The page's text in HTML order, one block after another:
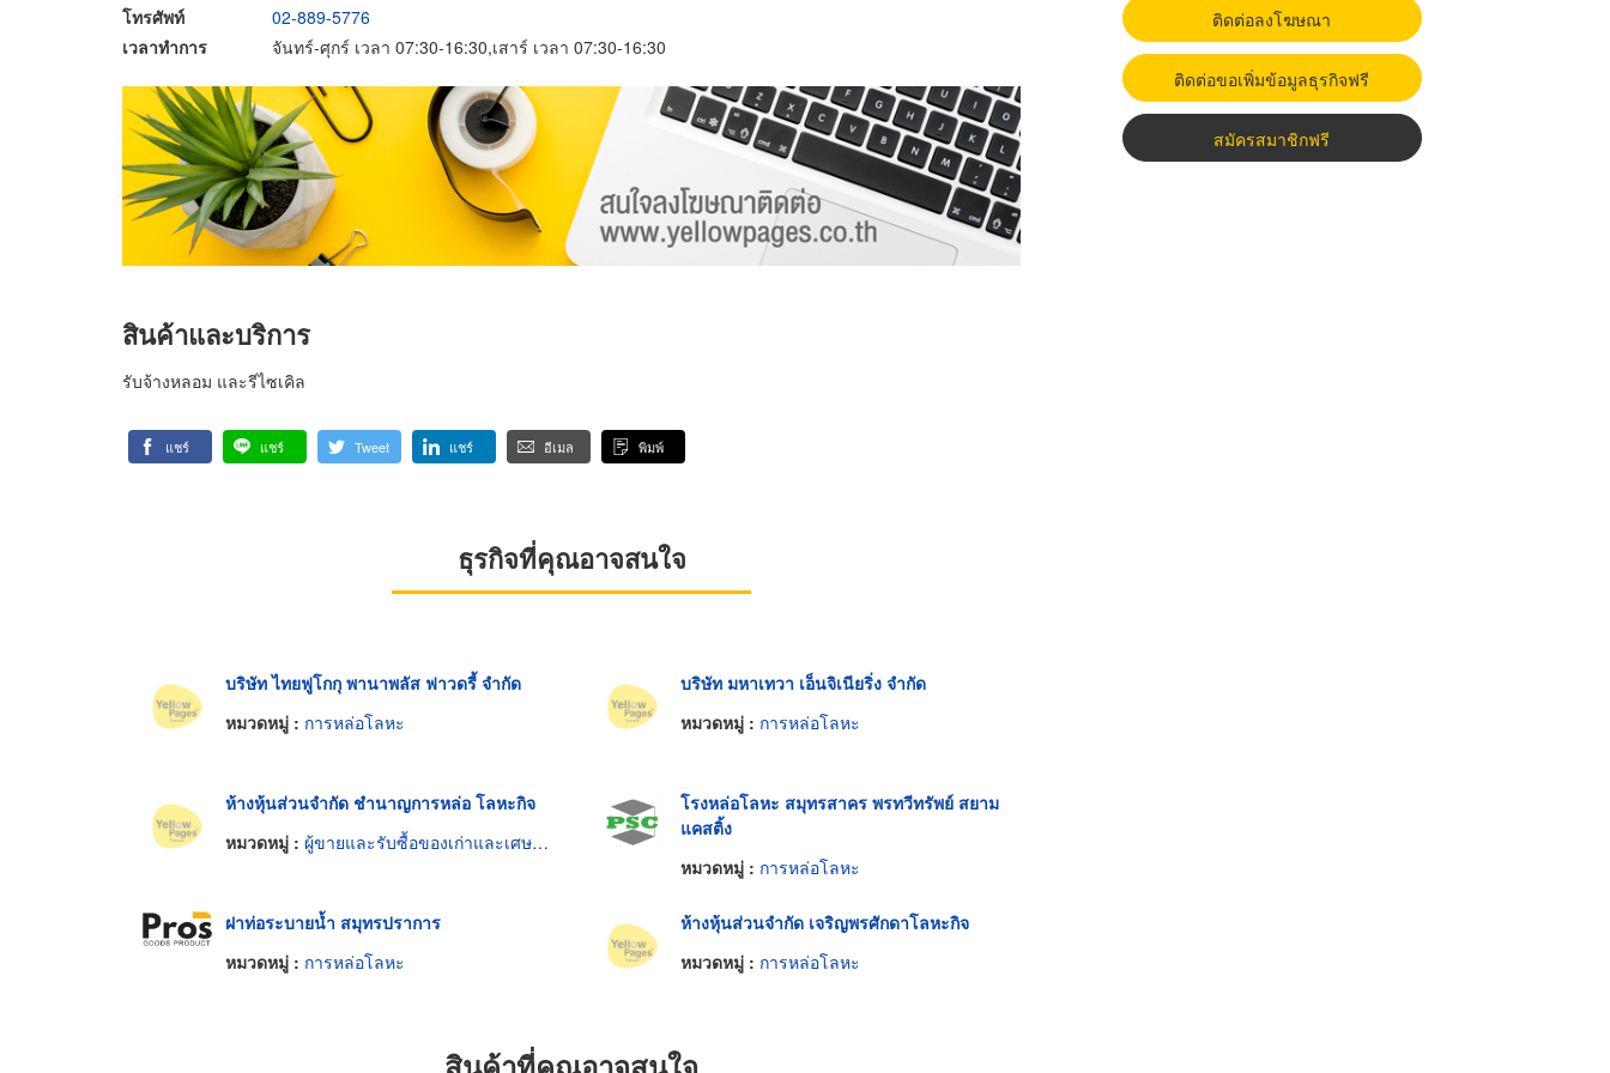
โทรศัพท์
02-889-5776
เวลาทำการ
จันทร์-ศุกร์ เวลา 07:30-16:30,เสาร์ เวลา 07:30-16:30
สินค้าและบริการ
รับจ้างหลอม และรีไซเคิล
แชร์ แชร์ Tweet แชร์ อีเมล พิมพ์
ธุรกิจที่คุณอาจสนใจ
บริษัท ไทยฟูโกกุ พานาพลัส ฟาวดรี้ จำกัด
หมวดหมู่ : การหล่อโลหะ
บริษัท มหาเทวา เอ็นจิเนียริ่ง จำกัด
หมวดหมู่ : การหล่อโลหะ
ห้างหุ้นส่วนจำกัด ชำนาญการหล่อ โลหะกิจ
หมวดหมู่ : ผู้ขายและรับซื้อของเก่าและเศษเหล็ก
โรงหล่อโลหะ สมุทรสาคร พรทวีทรัพย์ สยาม
แคสติ้ง
หมวดหมู่ : การหล่อโลหะ
ฝาท่อระบายน้ำ สมุทรปราการ
หมวดหมู่ : การหล่อโลหะ
ห้างหุ้นส่วนจำกัด เจริญพรศักดาโลหะกิจ
หมวดหมู่ : การหล่อโลหะ
ติดต่อลงโฆษณา
ติดต่อขอเพิ่มข้อมูลธุรกิจฟรี
สมัครสมาชิกฟรี